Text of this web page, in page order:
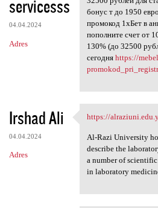
servicesss
04.04.2024
Adres
бонус т до 1950
промокод 1хБет в
пополните счет от
130% (до 32500
сегодня https://
Irshad Ali
04.04.2024
Adres
https://
https://
Al-Razi University
describe the
a number of
in laboratory